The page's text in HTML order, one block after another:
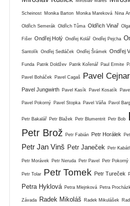
Scheinost Monika Barton Monika Mareková Nina
Oldřich Semerák Oldřich Tůma Oldřich Vinař
Fišer Ondřej Holý Ondřej Kolář Ondřej Pejcha
Santolík Ondřej Sedláček Ondřej Šrámek Ondřej
Funda Patrik Doldžev Patrik Kořenář Paul Ermite
Pavel Boháček Pavel Cagaš Pavel Cejnar
Pavel Jungwirth Pavel Kasík Pavel Kosatík
Pavel Pokorný Pavel Stopka Pavel Váňa Pavol
Petr Bakalář Petr Blažek Petr Blumentrit Petr Bob
Petr Brož Petr Fabián Petr Horálek
Petr Jan Vinš Petr Janeček Petr
Petr Morávek Petr Neruda Petr Pavel Petr Pokorný
Petr Tolar Petr Tomek Petr Tureček
Petra Hyklová Petra Mlejnková Petra
Závada Radek Mikoláš Radek Mikulášek